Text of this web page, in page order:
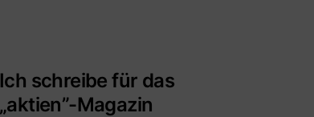
Ich schreibe für das
„aktien”-Magazin